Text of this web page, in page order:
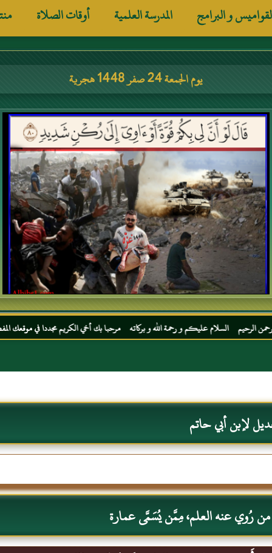
و البرامج المدرسة العلمية أوقات الصلاة
يوم الجمعة 24 صفر 1448 هجرية
عليكم و رحمة الله و بركاته مرحبا بك أخي الكريم مجددا في موقعك المفضل المحجة
لإبن أبي حاتم
رُوي عنه العلم، مِمَّن يُسَمَّى عمارة